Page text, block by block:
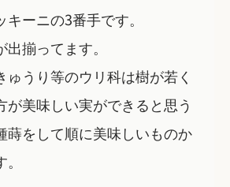
ーニの3番手です。
揃ってます。
ゅうり等のウリ科は樹が若く
が美味しい実ができると思う
蒔をして順に美味しいものか